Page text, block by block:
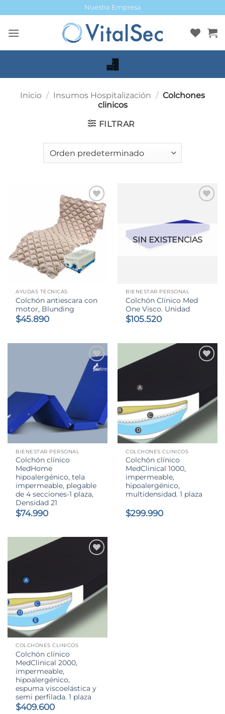
al
contenido
Nuestra Empresa
Inicio / Insumos Hospitalización / Colchones
clinicos
FILTRAR
AYUDAS TÉCNICAS
Colchón antiescara con
motor, Blunding
$45.890
SIN EXISTENCIAS
BIENESTAR PERSONAL
Colchón Clínico Med
One Visco. Unidad
$105.520
BIENESTAR PERSONAL
Colchón clínico
MedHome
hipoalergénico, tela
impermeable, plegable
de 4 secciones-1 plaza,
Densidad 21
$74.990
COLCHONES CLINICOS
Colchón clínico
MedClinical 1000,
impermeable,
hipoalergénico,
multidensidad. 1 plaza
$299.990
COLCHONES CLINICOS
Colchón clínico
MedClinical 2000,
impermeable,
hipoalergénico,
espuma viscoelástica y
semi perfilada. 1 plaza
$409.600